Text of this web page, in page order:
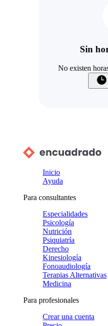
Sin
No existen
Inicio
Ayuda
Para consultantes
Especialidades
Psicología
Nutrición
Psiquiatría
Derecho
Kinesiología
Fonoaudiología
Terapias Alternativas
Medicina
Para profesionales
Crear una cuenta